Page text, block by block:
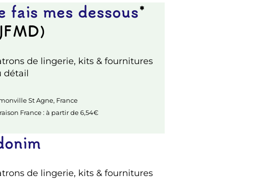
fais mes dessous*
de lingerie, kits & fournitures
détail
St Agne, France
France : à partir de 6,54€
de lingerie, kits & fournitures